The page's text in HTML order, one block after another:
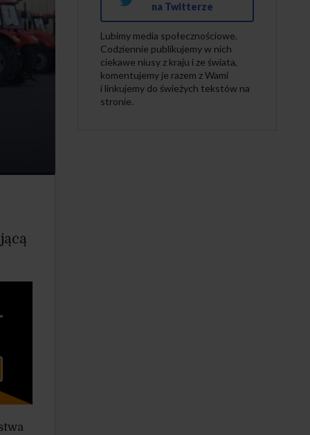
na Twitterze
Lubimy media społecznościowe.
Codziennie publikujemy w nich
ciekawe niusy z kraju i ze świata,
komentujemy je razem z Wami
i linkujemy do świeżych tekstów na
stronie.